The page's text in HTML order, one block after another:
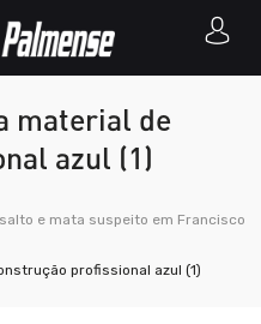
material de
azul (1)
e mata suspeito em Francisco
profissional azul (1)